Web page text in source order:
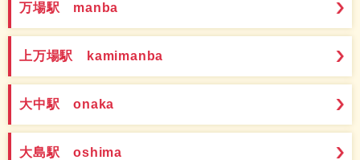
万場駅 manba
上万場駅 kamimanba
大中駅 onaka
大島駅 oshima